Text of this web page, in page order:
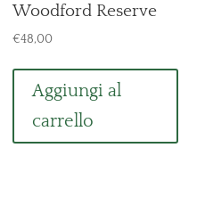
Woodford Reserve
€48,00
Aggiungi al
carrello